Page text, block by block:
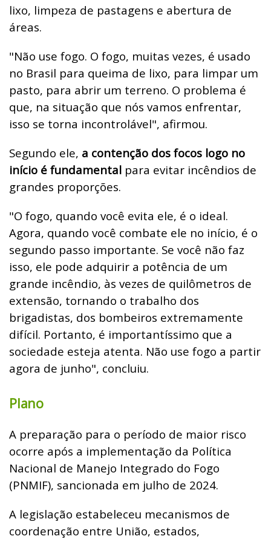
lixo, limpeza de pastagens e abertura de
áreas.
"Não use fogo. O fogo, muitas vezes, é usado
no Brasil para queima de lixo, para limpar um
pasto, para abrir um terreno. O problema é
que, na situação que nós vamos enfrentar,
isso se torna incontrolável", afirmou.
Segundo ele, a contenção dos focos logo no
início é fundamental para evitar incêndios de
grandes proporções.
"O fogo, quando você evita ele, é o ideal.
Agora, quando você combate ele no início, é o
segundo passo importante. Se você não faz
isso, ele pode adquirir a potência de um
grande incêndio, às vezes de quilômetros de
extensão, tornando o trabalho dos
brigadistas, dos bombeiros extremamente
difícil. Portanto, é importantíssimo que a
sociedade esteja atenta. Não use fogo a partir
agora de junho", concluiu.
Plano
A preparação para o período de maior risco
ocorre após a implementação da Política
Nacional de Manejo Integrado do Fogo
(PNMIF), sancionada em julho de 2024.
A legislação estabeleceu mecanismos de
coordenação entre União, estados,